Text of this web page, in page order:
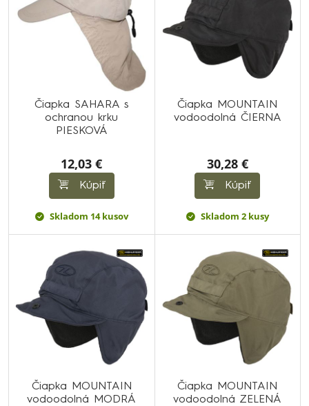
Čiapka SAHARA s
ochranou krku
PIESKOVÁ
12,03 €
Kúpiť
Skladom 14 kusov
Čiapka MOUNTAIN
vodoodolná ČIERNA
30,28 €
Kúpiť
Skladom 2 kusy
Čiapka MOUNTAIN
vodoodolná MODRÁ
Čiapka MOUNTAIN
vodoodolná ZELENÁ